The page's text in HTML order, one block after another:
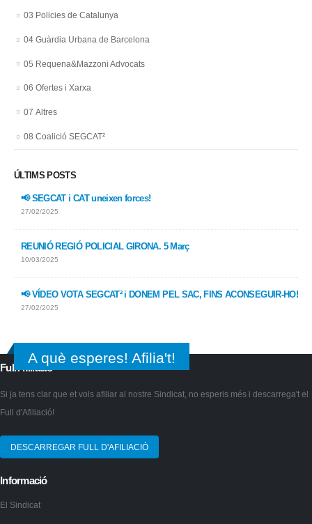
03 Policies de Catalunya
04 Guàrdia Urbana de Barcelona
05 Requena&Mazzoni Advocats
06 Ofertes i Xarxa
07 Altres
08 Coalició SEGCAT²
ÚLTIMS POSTS
📢 SEGCAT i CAT uneixen forces!
27/02/2025
REUNIÓ REGIÓ POLICIAL GIRONA. 5 Març
10/03/2025
📢 VÍDEO VOTA SEGCAT² i DONEM PEL SAC, FINS ACONSEGUIR-HO!
27/02/2025
A què esperes! Afilia't!
Full Afiliació
Si ja tens clar que et vols afiliar al nostre Sindicat, no esperis més i descarrega't el
Full d'Afiliació!
DESCARREGAR FULL D'AFILIACIÓ
Informació
El Sindicat